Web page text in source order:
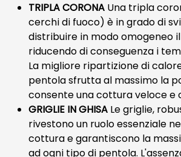
TRIPLA CORONA Una tripla
cerchi di fuoco) è in grado di
distribuire in modo omogeneo
riducendo di conseguenza i
La migliore ripartizione di
pentola sfrutta al massimo la
consente una cottura veloce e
GRIGLIE IN GHISA Le griglie,
rivestono un ruolo essenziale
cottura e garantiscono la
ad ogni tipo di pentola.